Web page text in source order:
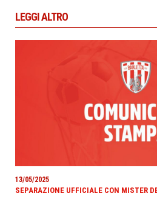
LEGGI ALTRO
13/05/2025
SEPARAZIONE UFFICIALE CON MISTER